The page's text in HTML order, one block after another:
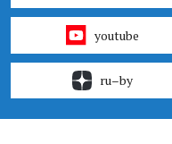
youtube
ru–by